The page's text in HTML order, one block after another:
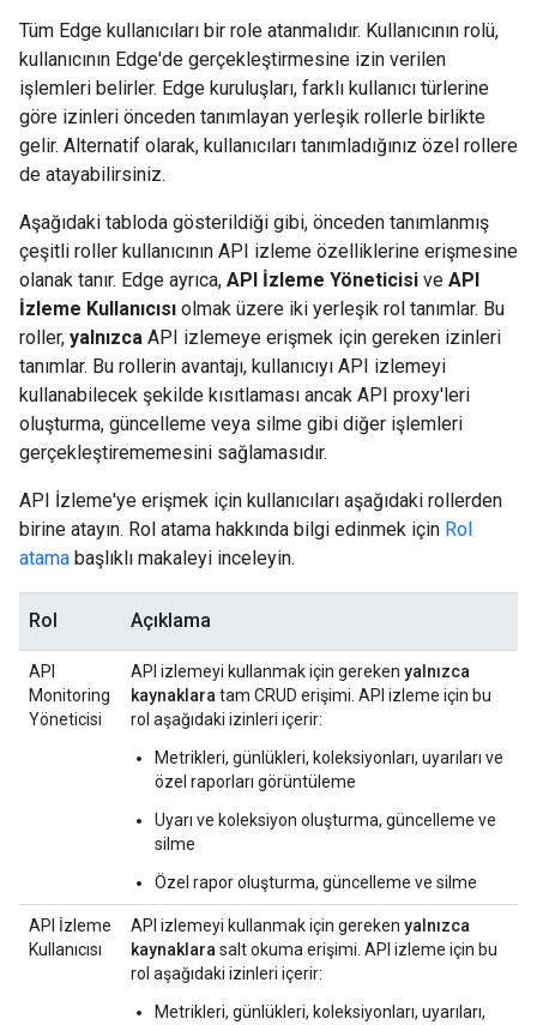
Tüm Edge kullanıcıları bir role atanmalıdır. Kullanıcının rolü,
kullanıcının Edge'de gerçekleştirmesine izin verilen
işlemleri belirler. Edge kuruluşları, farklı kullanıcı türlerine
göre izinleri önceden tanımlayan yerleşik rollerle birlikte
gelir. Alternatif olarak, kullanıcıları tanımladığınız özel rollere
de atayabilirsiniz.
Aşağıdaki tabloda gösterildiği gibi, önceden tanımlanmış
çeşitli roller kullanıcının API izleme özelliklerine erişmesine
olanak tanır. Edge ayrıca, API İzleme Yöneticisi ve API
İzleme Kullanıcısı olmak üzere iki yerleşik rol tanımlar. Bu
roller, yalnızca API izlemeye erişmek için gereken izinleri
tanımlar. Bu rollerin avantajı, kullanıcıyı API izlemeyi
kullanabilecek şekilde kısıtlaması ancak API proxy'leri
oluşturma, güncelleme veya silme gibi diğer işlemleri
gerçekleştirememesini sağlamasıdır.
API İzleme'ye erişmek için kullanıcıları aşağıdaki rollerden
birine atayın. Rol atama hakkında bilgi edinmek için Rol
atama başlıklı makaleyi inceleyin.
Rol Açıklama
API
Monitoring
Yöneticisi
API izlemeyi kullanmak için gereken yalnızca
kaynaklara tam CRUD erişimi. API izleme için bu
rol aşağıdaki izinleri içerir:
Metrikleri, günlükleri, koleksiyonları, uyarıları ve
özel raporları görüntüleme
Uyarı ve koleksiyon oluşturma, güncelleme ve
silme
Özel rapor oluşturma, güncelleme ve silme
API İzleme
Kullanıcısı
API izlemeyi kullanmak için gereken yalnızca
kaynaklara salt okuma erişimi. API izleme için bu
rol aşağıdaki izinleri içerir:
Metrikleri, günlükleri, koleksiyonları, uyarıları,